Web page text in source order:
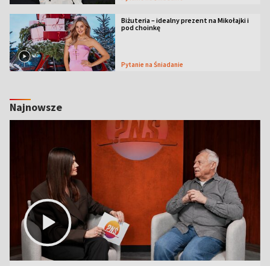
Biżuteria – idealny prezent na Mikołajki i
pod choinkę
Pytanie na Śniadanie
Najnowsze